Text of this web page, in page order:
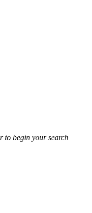
to begin your search